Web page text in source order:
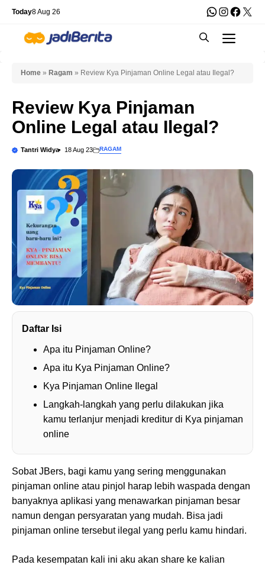
Skip
content
Today8 Aug 26 WhatsApp
X
Home » Ragam » Review Kya Pinjaman Online Legal atau Ilegal?
Review Kya Pinjaman
Online Legal atau Ilegal?
Tantri Widya 18 Aug 23 RAGAM
Daftar Isi
Apa itu Pinjaman Online?
Apa itu Kya Pinjaman Online?
Kya Pinjaman Online Ilegal
Langkah-langkah yang perlu dilakukan jika
kamu terlanjur menjadi kreditur di Kya pinjaman
online
Sobat JBers, bagi kamu yang sering menggunakan
pinjaman online atau pinjol harap lebih waspada dengan
banyaknya aplikasi yang menawarkan pinjaman besar
namun dengan persyaratan yang mudah. Bisa jadi
pinjaman online tersebut ilegal yang perlu kamu hindari.
Pada kesempatan kali ini aku akan share ke kalian